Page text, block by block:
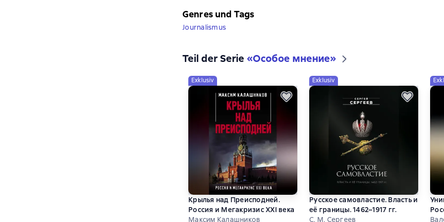
Genres und Tags
Journalismus
Teil der Serie «Особое мнение»
Exklusiv
Крылья над Преисподней.
Россия и Мегакризис XXI века
Максим Калашников
Exklusiv
Русское самовластие. Власть и
её границы. 1462–1917 гг.
С. М. Сергеев